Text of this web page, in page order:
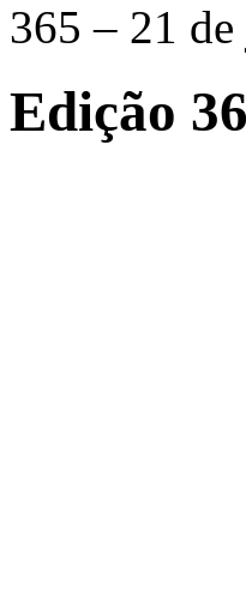
365 – 21
Edição